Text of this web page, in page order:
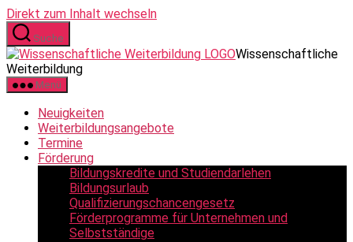
Direkt zum Inhalt wechseln
Suche
Wissenschaftliche
Weiterbildung
Menü
Neuigkeiten
Weiterbildungsangebote
Termine
Förderung
Bildungskredite und Studiendarlehen
Bildungsurlaub
Qualifizierungschancengesetz
Förderprogramme für Unternehmen und
Selbstständige